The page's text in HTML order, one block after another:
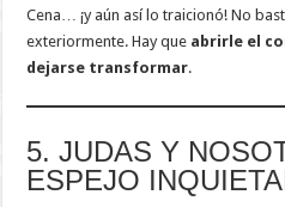
Cena… ¡y aún así lo traicionó! No
exteriormente. Hay que abrirle el
dejarse transformar.
5. JUDAS Y
ESPEJO